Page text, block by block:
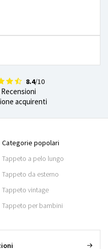
8.4/10
Recensioni
acquirenti
Categorie popolari
Tappeto a pelo lungo
Tappeto da esterno
Tappeto vintage
Tappeto per bambini